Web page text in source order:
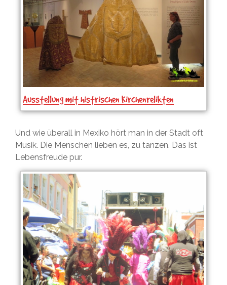
Ausstellung mit histrischen Kirchenrelikten
Und wie überall in Mexiko hört man in der Stadt oft
Musik. Die Menschen lieben es, zu tanzen. Das ist
Lebensfreude pur.